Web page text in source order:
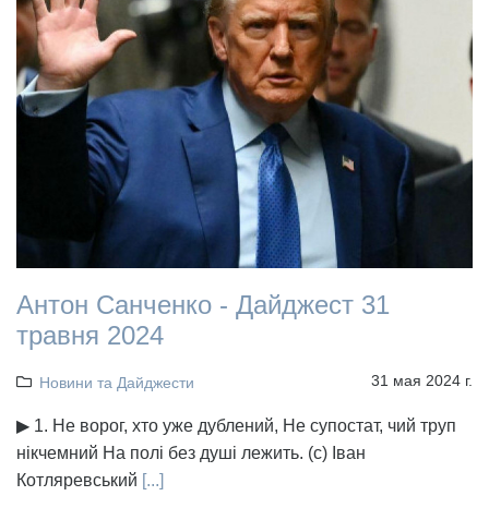
Антон Санченко - Дайджест 31
травня 2024
Новини та Дайджести 31 мая 2024 г.
▶ 1. Не ворог, хто уже дублений, Не супостат, чий труп
нікчемний На полі без душі лежить. (с) Іван
Котляревський [...]